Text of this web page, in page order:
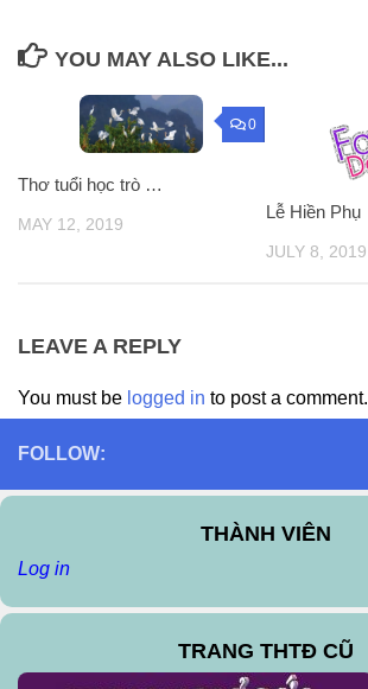
YOU MAY ALSO LIKE...
0
Thơ tuổi học trò …
MAY 12, 2019
Lễ Hiền Phụ
JULY 8, 2019
LEAVE A REPLY
You must be logged in to post a comment.
FOLLOW:
THÀNH VIÊN
Log in
TRANG THTĐ CŨ